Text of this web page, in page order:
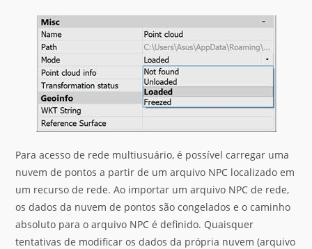
Para acesso de rede multiusuário, é possível carregar uma
nuvem de pontos a partir de um arquivo NPC localizado em
um recurso de rede. Ao importar um arquivo NPC de rede,
os dados da nuvem de pontos são congelados e o caminho
absoluto para o arquivo NPC é definido. Quaisquer
tentativas de modificar os dados da própria nuvem (arquivo